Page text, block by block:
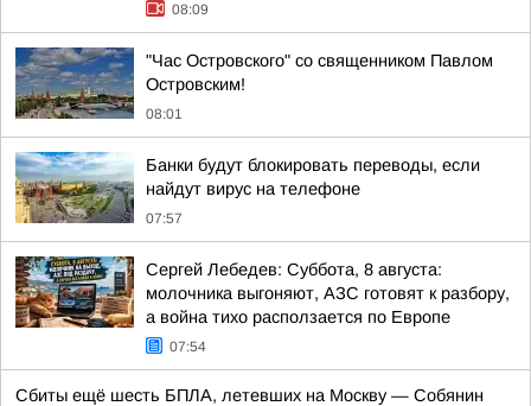
08:09
"Час Островского" со священником Павлом
Островским!
08:01
Банки будут блокировать переводы, если
найдут вирус на телефоне
07:57
Сергей Лебедев: Суббота, 8 августа:
молочника выгоняют, АЗС готовят к разбору,
а война тихо расползается по Европе
07:54
Сбиты ещё шесть БПЛА, летевших на Москву — Собянин